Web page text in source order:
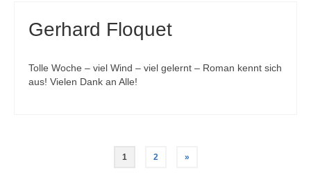
Gerhard Floquet
Tolle Woche – viel Wind – viel gelernt – Roman kennt sich
aus! Vielen Dank an Alle!
1 2 »